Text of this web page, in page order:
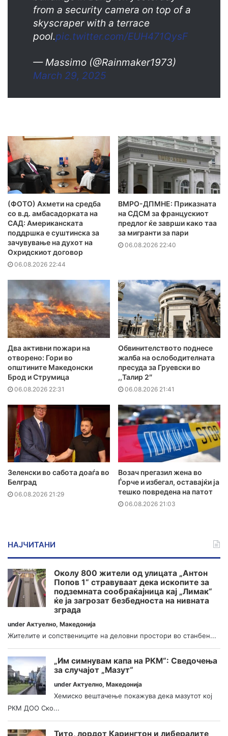
from a security camera on top of a
skyscraper with a terrace
pool.pic.twitter.com/EUH471QysF
— Massimo (@Rainmaker1973)
March 29, 2025
(ФОТО) Ахмети на средба
со в.д. амбасадорката на
САД: Американската
поддршка е суштинска за
зачувување на духот на
Охридскиот договор
06.08.2026 22:44
ВМРО-ДПМНЕ: Приказната
на СДСМ за францускиот
предлог ќе заврши како таа
за мигранти за пари
06.08.2026 22:40
Два активни пожари на
отворено: Гори во
општините Македонски
Брод и Струмица
06.08.2026 22:31
Обвинителството поднесе
жалба на ослободителната
пресуда за Груевски во
,,Талир 2″
06.08.2026 21:41
Зеленски во сабота доаѓа во
Белград
06.08.2026 21:29
Возач прегазил жена во
Ѓорче и избегал, оставајќи ја
тешко повредена на патот
06.08.2026 21:03
НАЈЧИТАНИ
Околу 800 жители од улицата „Антон
Попов 1“ стравуваат дека ископите за
подземната сообраќајница кај „Лимак“
ќе ја загрозат безбедноста на нивната
зграда
under Актуелно, Македонија
Жителите и сопствениците на деловни простори во станбен...
„Им симнувам капа на РКМ“: Сведочења
за случајот „Мазут“
under Актуелно, Македонија
Хемиско вештачење покажува дека мазутот кој
РКМ ДОО Ско...
Тито, лордот Карингтон и либералите